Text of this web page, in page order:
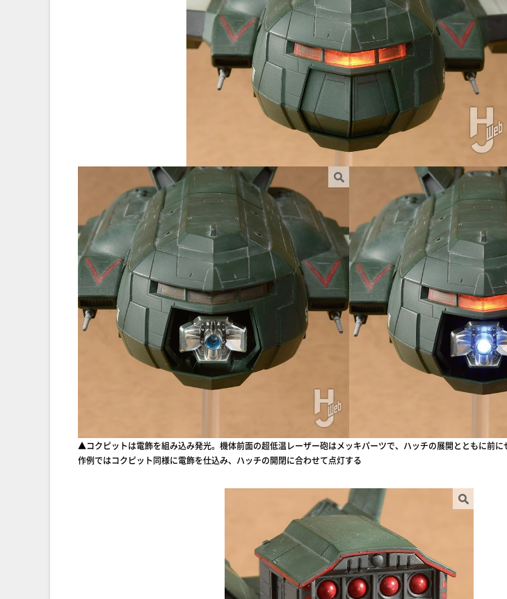
▲コクピットは電飾を組み込み発光。機体前面の超低温レーザー砲はメッキパーツで、ハッチの展開とともに前に
作例ではコクピット同様に電飾を仕込み、ハッチの開閉に合わせて点灯する